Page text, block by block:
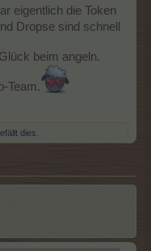
eigentlich die Token
Dropse sind schnell
beim angeln.
Team.
dies.